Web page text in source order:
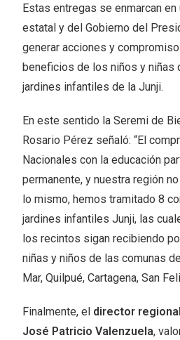
Estas entregas se enmarcan
estatal y del Gobierno del
generar acciones y
beneficios de los niños y niñas
jardines infantiles de la Junji.
En este sentido la Seremi de
Rosario Pérez señaló: “El
Nacionales con la educación
permanente, y nuestra región
lo mismo, hemos tramitado 8
jardines infantiles Junji, las
los recintos sigan recibiendo
niñas y niños de las comunas
Mar, Quilpué, Cartagena, San
Finalmente, el director
José Patricio Valenzuela,